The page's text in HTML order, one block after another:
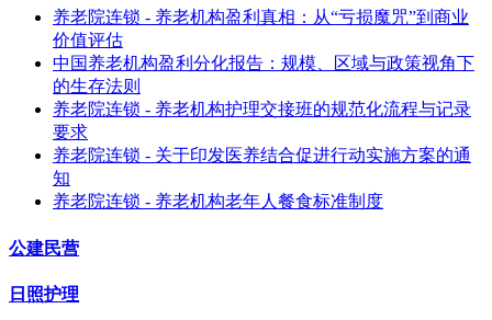
养老院连锁 - 养老机构盈利真相：从“亏损魔咒”到商业
价值评估
中国养老机构盈利分化报告：规模、区域与政策视角下
的生存法则
养老院连锁 - 养老机构护理交接班的规范化流程与记录
要求
养老院连锁 - 关于印发医养结合促进行动实施方案的通
知
养老院连锁 - 养老机构老年人餐食标准制度
公建民营
日照护理